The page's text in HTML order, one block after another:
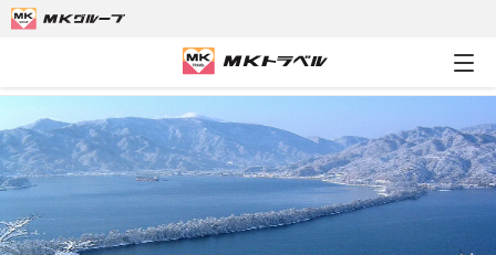
京都観光タクシーツアー 【募集終了】日帰